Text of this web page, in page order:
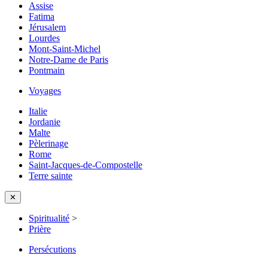
Assise
Fatima
Jérusalem
Lourdes
Mont-Saint-Michel
Notre-Dame de Paris
Pontmain
Voyages
Italie
Jordanie
Malte
Pèlerinage
Rome
Saint-Jacques-de-Compostelle
Terre sainte
✕
Spiritualité >
Prière
Persécutions